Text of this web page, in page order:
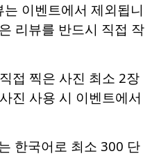
이벤트에서 제외됩니
리뷰를 반드시 직접 작
직접 찍은 사진 최소 2장
진 사용 시 이벤트에서
한국어로 최소 300 단